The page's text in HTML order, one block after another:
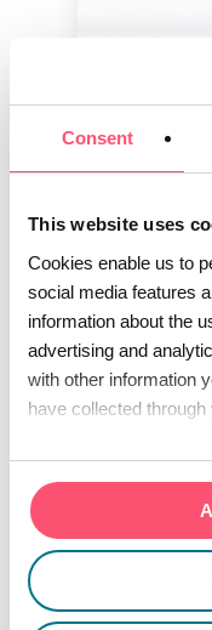
Consent
This website uses
Cookies enable us to
social media features
information about the
advertising and
with other information
have collected